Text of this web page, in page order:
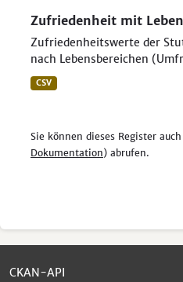
Zufriedenheit mit
Zufriedenheitswerte der
nach Lebensbereichen
CSV
Sie können dieses Register
Dokumentation) abrufen.
CKAN-API